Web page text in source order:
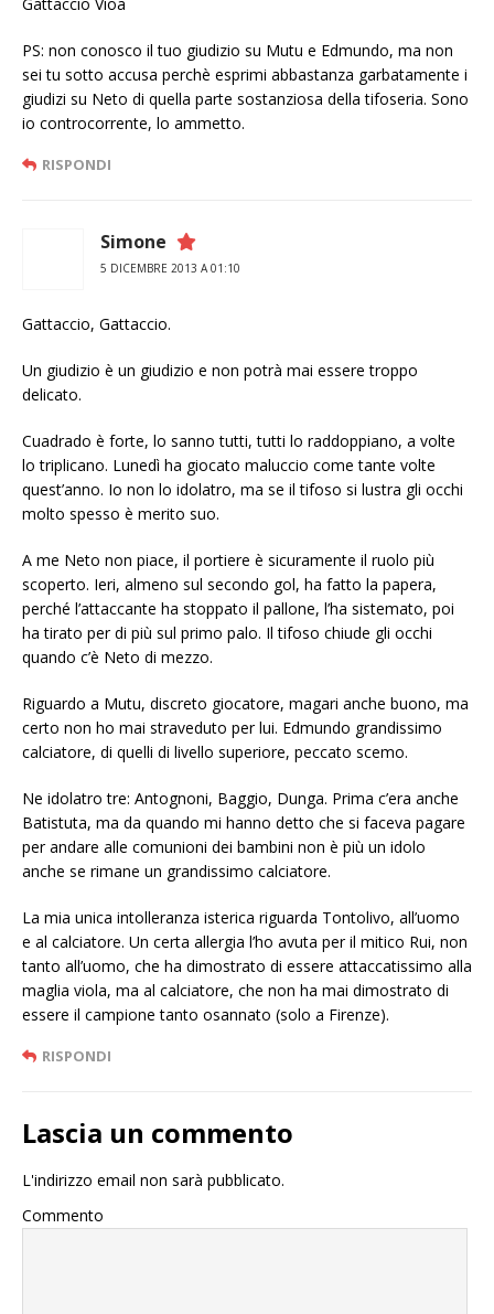
PS: non conosco il tuo giudizio su Mutu e Edmundo, ma non
sei tu sotto accusa perchè esprimi abbastanza garbatamente i
giudizi su Neto di quella parte sostanziosa della tifoseria. Sono
io controcorrente, lo ammetto.
RISPONDI
Simone
5 DICEMBRE 2013 A 01:10
Gattaccio, Gattaccio.
Un giudizio è un giudizio e non potrà mai essere troppo
delicato.
Cuadrado è forte, lo sanno tutti, tutti lo raddoppiano, a volte
lo triplicano. Lunedì ha giocato maluccio come tante volte
quest’anno. Io non lo idolatro, ma se il tifoso si lustra gli occhi
molto spesso è merito suo.
A me Neto non piace, il portiere è sicuramente il ruolo più
scoperto. Ieri, almeno sul secondo gol, ha fatto la papera,
perché l’attaccante ha stoppato il pallone, l’ha sistemato, poi
ha tirato per di più sul primo palo. Il tifoso chiude gli occhi
quando c’è Neto di mezzo.
Riguardo a Mutu, discreto giocatore, magari anche buono, ma
certo non ho mai straveduto per lui. Edmundo grandissimo
calciatore, di quelli di livello superiore, peccato scemo.
Ne idolatro tre: Antognoni, Baggio, Dunga. Prima c’era anche
Batistuta, ma da quando mi hanno detto che si faceva pagare
per andare alle comunioni dei bambini non è più un idolo
anche se rimane un grandissimo calciatore.
La mia unica intolleranza isterica riguarda Tontolivo, all’uomo
e al calciatore. Un certa allergia l’ho avuta per il mitico Rui, non
tanto all’uomo, che ha dimostrato di essere attaccatissimo alla
maglia viola, ma al calciatore, che non ha mai dimostrato di
essere il campione tanto osannato (solo a Firenze).
RISPONDI
Lascia un commento
L'indirizzo email non sarà pubblicato.
Commento